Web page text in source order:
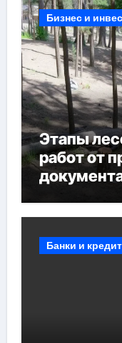
Бизнес и
Этапы
работ от
Банки и